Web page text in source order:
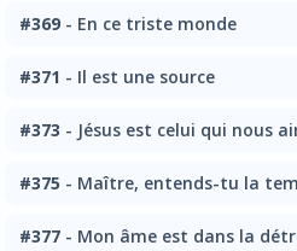
#369 - En ce triste monde
#371 - Il est une source
#373 - Jésus est celui qui nous
#375 - Maître, entends-tu la
#377 - Mon âme est dans la